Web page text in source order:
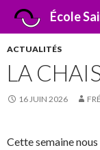
École
Recherche
ALLER
ACTUALITÉS
LA
16 JUIN 2026
Cette semaine